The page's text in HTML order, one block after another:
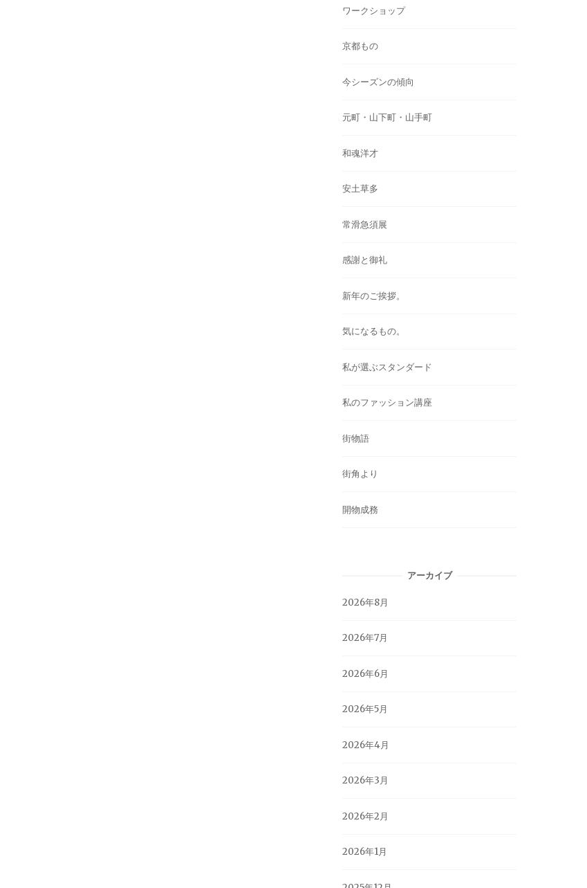
ワークショップ
京都もの
今シーズンの傾向
元町・山下町・山手町
和魂洋才
安土草多
常滑急須展
感謝と御礼
新年のご挨拶。
気になるもの。
私が選ぶスタンダード
私のファッション講座
街物語
街角より
開物成務
アーカイブ
2026年8月
2026年7月
2026年6月
2026年5月
2026年4月
2026年3月
2026年2月
2026年1月